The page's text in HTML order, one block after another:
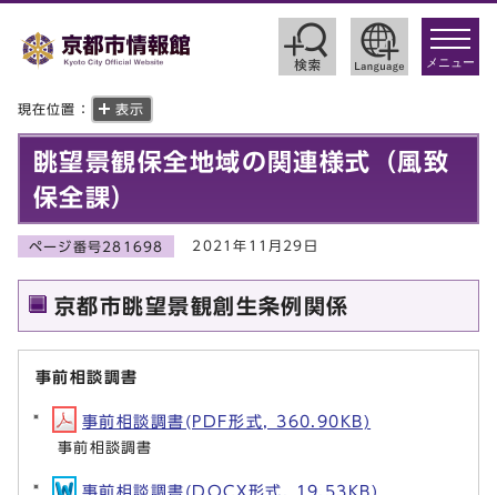
toggle
メニュー
現在位置： 表示
眺望景観保全地域の関連様式（風致
保全課）
ページ番号281698 2021年11月29日
京都市眺望景観創生条例関係
事前相談調書
事前相談調書(PDF形式, 360.90KB)
事前相談調書
事前相談調書(DOCX形式, 19.53KB)